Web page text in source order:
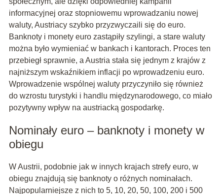
informacyjnej oraz stopniowemu wprowadzaniu nowej
waluty, Austriacy szybko przyzwyczaili się do euro.
Banknoty i monety euro zastąpiły szylingi, a stare waluty
można było wymieniać w bankach i kantorach. Proces ten
przebiegł sprawnie, a Austria stała się jednym z krajów z
najniższym wskaźnikiem inflacji po wprowadzeniu euro.
Wprowadzenie wspólnej waluty przyczyniło się również
do wzrostu turystyki i handlu międzynarodowego, co miało
pozytywny wpływ na austriacką gospodarkę.
Nominały euro – banknoty i monety w
obiegu
W Austrii, podobnie jak w innych krajach strefy euro, w
obiegu znajdują się banknoty o różnych nominałach.
Najpopularniejsze z nich to 5, 10, 20, 50, 100, 200 i 500